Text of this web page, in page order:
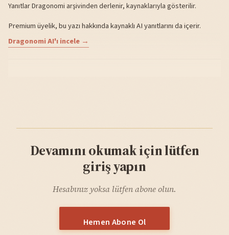
Yanıtlar Dragonomi arşivinden derlenir, kaynaklarıyla gösterilir.
Premium üyelik, bu yazı hakkında kaynaklı AI yanıtlarını da içerir.
Dragonomi AI'ı incele →
Devamını okumak için lütfen
giriş yapın
Hesabınız yoksa lütfen abone olun.
Hemen Abone Ol